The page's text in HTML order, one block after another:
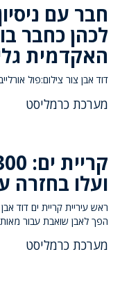
חבר עם
לכהן כחבר
האקדמית
דוד אבן צור צילום:פול
מערכת כרמליסט
ועלו בחזרה
ראש עיריית קריית ים דוד
הפך לאבן שואבת עבור
מערכת כרמליסט